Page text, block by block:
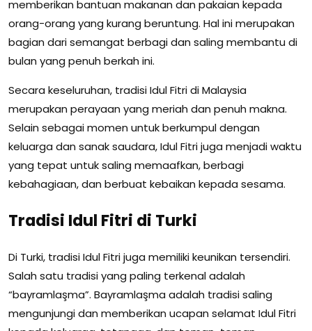
memberikan bantuan makanan dan pakaian kepada
orang-orang yang kurang beruntung. Hal ini merupakan
bagian dari semangat berbagi dan saling membantu di
bulan yang penuh berkah ini.
Secara keseluruhan, tradisi Idul Fitri di Malaysia
merupakan perayaan yang meriah dan penuh makna.
Selain sebagai momen untuk berkumpul dengan
keluarga dan sanak saudara, Idul Fitri juga menjadi waktu
yang tepat untuk saling memaafkan, berbagi
kebahagiaan, dan berbuat kebaikan kepada sesama.
Tradisi Idul Fitri di Turki
Di Turki, tradisi Idul Fitri juga memiliki keunikan tersendiri.
Salah satu tradisi yang paling terkenal adalah
“bayramlaşma”. Bayramlaşma adalah tradisi saling
mengunjungi dan memberikan ucapan selamat Idul Fitri